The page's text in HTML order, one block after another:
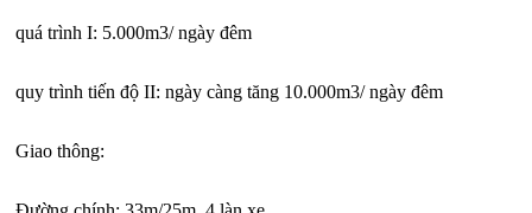
quá trình I: 5.000m3/ ngày đêm
quy trình tiến độ II: ngày càng tăng 10.000m3/ ngày đêm
Giao thông: